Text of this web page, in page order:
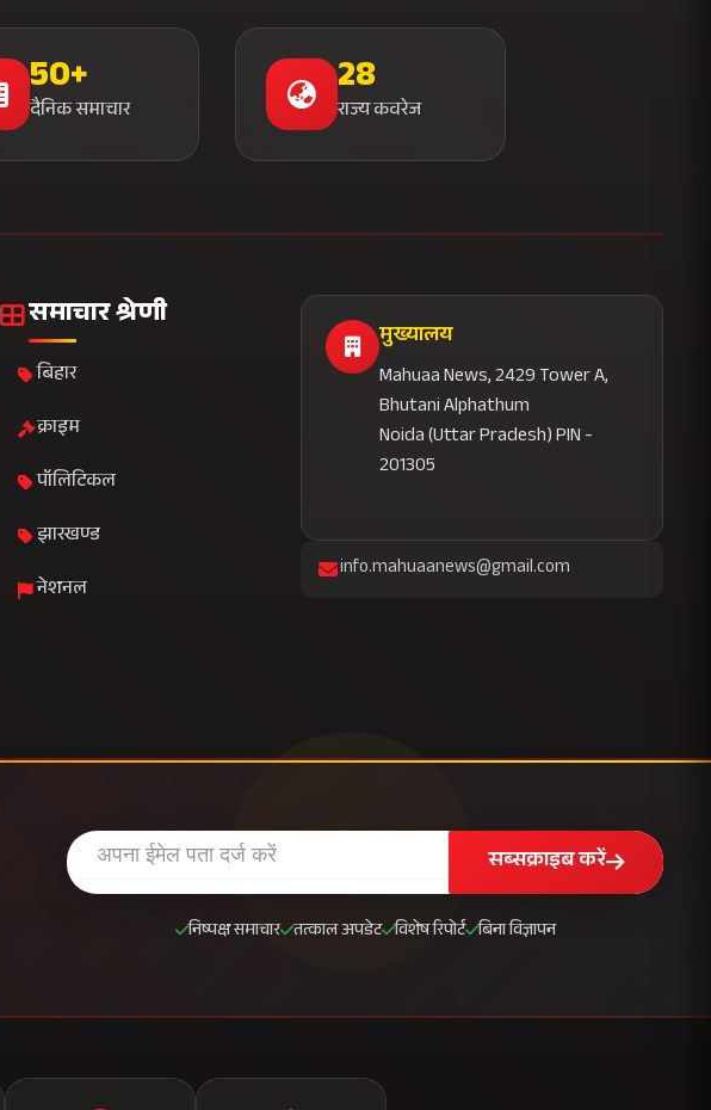
50+
दैनिक समाचार
28
राज्य कवरेज
समाचार श्रेणी
बिहार
क्राइम
पॉलिटिकल
झारखण्ड
नेशनल
मुख्यालय
Mahuaa News, 2429 Tower A,
Bhutani Alphathum
Noida (Uttar Pradesh) PIN -
201305
info.mahuaanews@gmail.com
सब्सक्राइब करें
निष्पक्ष समाचार तत्काल अपडेट विशेष रिपोर्ट बिना विज्ञापन